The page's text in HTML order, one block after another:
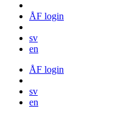
ÅF login
sv
en
ÅF login
sv
en